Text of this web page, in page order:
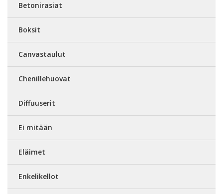
Betonirasiat
Boksit
Canvastaulut
Chenillehuovat
Diffuuserit
Ei mitään
Eläimet
Enkelikellot